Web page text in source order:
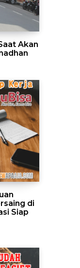
Akan
di
Siap